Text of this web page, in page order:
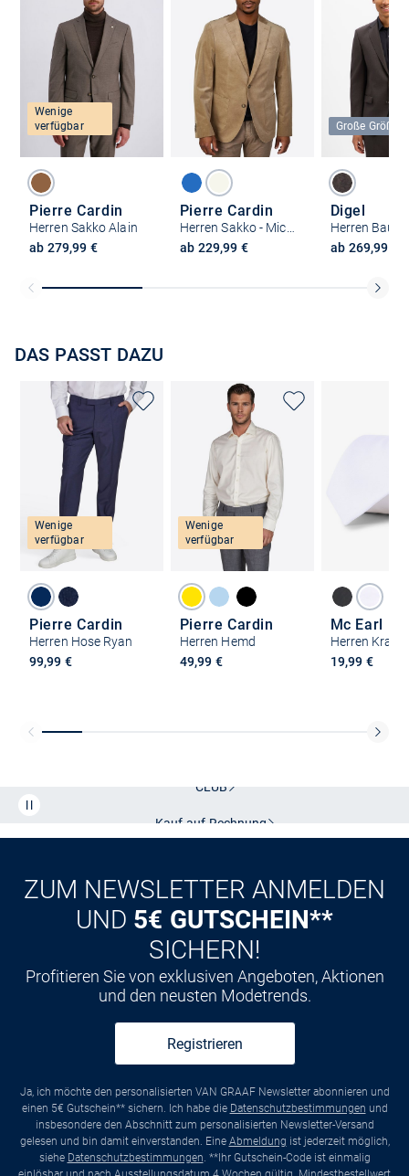
Wenige
verfügbar
Pierre Cardin
Herren Sakko Alain
ab 279,99 €
Pierre Cardin
ab 229,99 €
Große Größen
Digel
ab 269,99 €
DAS PASST DAZU
Wenige
verfügbar
Pierre Cardin
Herren Hose Ryan
99,99 €
Wenige
verfügbar
Pierre Cardin
Herren Hemd
49,99 €
Mc Earl
Herren
19,99 €
CLUB
Kauf auf Rechnung
ZUM NEWSLETTER ANMELDEN
UND 5€ GUTSCHEIN**
SICHERN!
Profitieren Sie von exklusiven Angeboten, Aktionen
und den neusten Modetrends.
Registrieren
Ja, ich möchte den personalisierten VAN GRAAF Newsletter abonnieren und
einen 5€ Gutschein** sichern. Ich habe die Datenschutzbestimmungen und
insbesondere den Abschnitt zum personalisierten Newsletter-Versand
gelesen und bin damit einverstanden. Eine Abmeldung ist jederzeit möglich,
siehe Datenschutzbestimmungen. **Ihr Gutschein-Code ist einmalig